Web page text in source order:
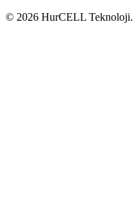
© 2026 HurCELL Teknoloji.